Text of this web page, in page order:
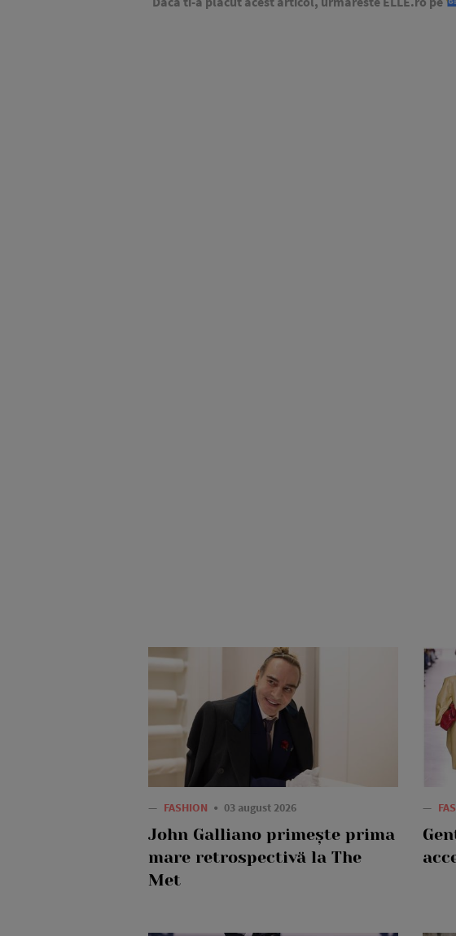
— FASHION 03 august 2026
John Galliano primește prima
mare retrospectivă la The
Met
—